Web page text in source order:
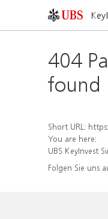
404
found
Short URL: https://
You are here:
UBS KeyInvest
Folgen Sie uns